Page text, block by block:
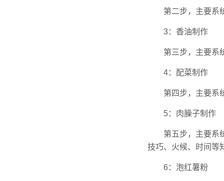
第二步，主要系
3：香油制作
第三步，主要系
4：配菜制作
第四步，主要系
5：肉臊子制作
第五步，主要系
技巧、火候、时间等
6：泡红薯粉